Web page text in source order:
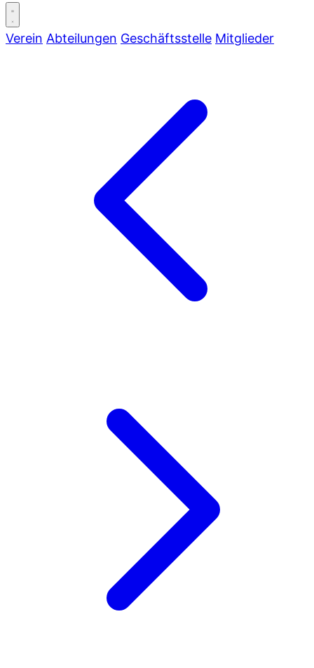
Verein Abteilungen Geschäftsstelle Mitglieder